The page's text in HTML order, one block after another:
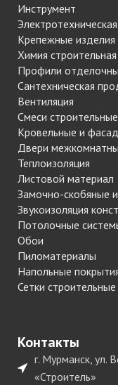
Инструмент
Крепежные изделия
Химия строительная
Профили
Сантехническая
Вентиляция
Смеси строительные
Кровельные и
Двери
Теплоизоляция
Листовой материал
Замочно-скобяные
Звукоизоляция
Потолочные
Обои
Пиломатериалы
Напольные
Сетки строительные
Контакты
г. Мурманск, ул.
«Строитель»